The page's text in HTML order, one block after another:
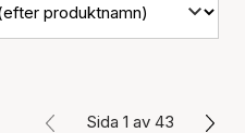
Sida 1 av 43